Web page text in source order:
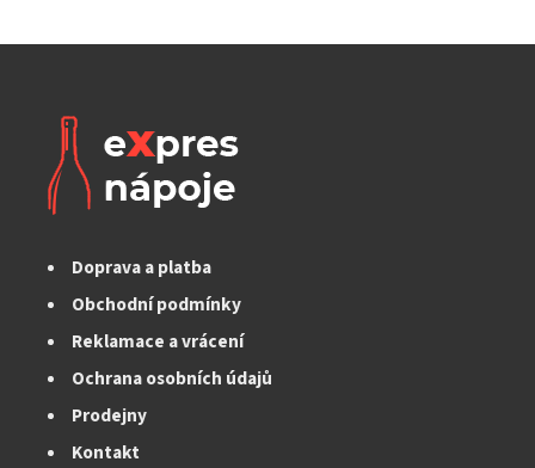
Doprava a platba
Obchodní podmínky
Reklamace a vrácení
Ochrana osobních údajů
Prodejny
Kontakt